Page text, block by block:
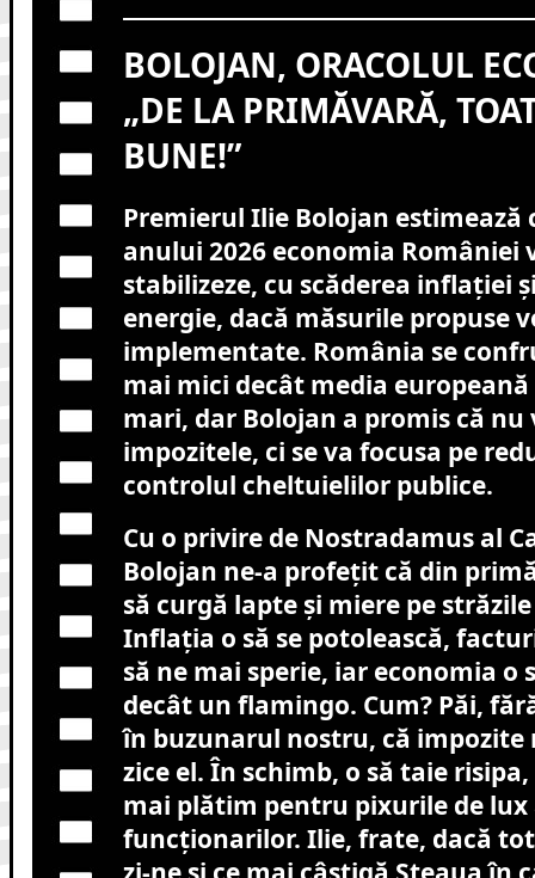
BOLOJAN, ORACOLUL
„DE LA PRIMĂVARĂ,
BUNE!”
Premierul Ilie Bolojan estimează
anului 2026 economia României
stabilizeze, cu scăderea inflației
energie, dacă măsurile propuse
implementate. România se
mai mici decât media
mari, dar Bolojan a promis că
impozitele, ci se va focusa pe
controlul cheltuielilor publice.
Cu o privire de Nostradamus al
Bolojan ne-a profețit că din
să curgă lapte și miere pe
Inflația o să se potolească,
să ne mai sperie, iar economia o
decât un flamingo. Cum? Păi,
în buzunarul nostru, că impozite
zice el. În schimb, o să taie
mai plătim pentru pixurile de lux
funcționarilor. Ilie, frate, dacă